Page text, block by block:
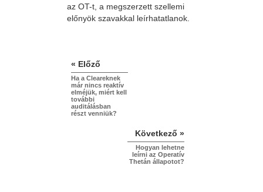
az OT-t, a megszerzett szellemi
előnyök szavakkal leírhatatlanok.
« Előző
Ha a Cleareknek
már nincs reaktív
elméjük, miért kell
további
auditálásban
részt venniük?
Következő »
Hogyan lehetne
leírni az Operatív
Thetán állapotot?